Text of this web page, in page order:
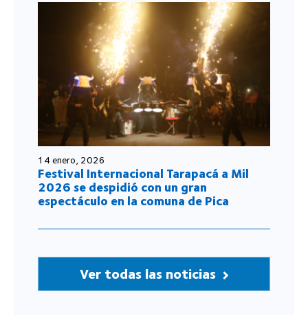
14 enero, 2026
Festival Internacional Tarapacá a Mil
2026 se despidió con un gran
espectáculo en la comuna de Pica
Ver todas las noticias